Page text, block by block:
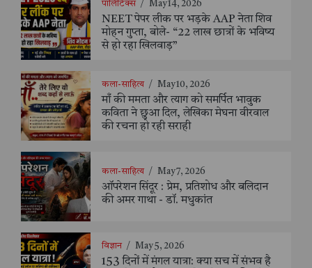
पॉलिटिक्स / May 14, 2026
NEET पेपर लीक पर भड़के AAP नेता शिव
मोहन गुप्ता, बोले- “22 लाख छात्रों के भविष्य
से हो रहा खिलवाड़”
कला-साहित्य / May 10, 2026
माँ की ममता और त्याग को समर्पित भावुक
कविता ने छुआ दिल, लेखिका मेघना वीरवाल
की रचना हो रही सराही
कला-साहित्य / May 7, 2026
ऑपरेशन सिंदूर : प्रेम, प्रतिशोध और बलिदान
की अमर गाथा - डॉ. मधुकांत
विज्ञान / May 5, 2026
153 दिनों में मंगल यात्रा: क्या सच में संभव है